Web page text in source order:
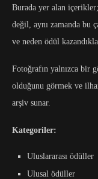
Burada yer alan
değil, aynı zamanda bu
ve neden ödül
Fotoğrafın yalnızca bir
olduğunu görmek ve
arşiv sunar.
Kategoriler:
Uluslararası ödüller
Ulusal ödüller